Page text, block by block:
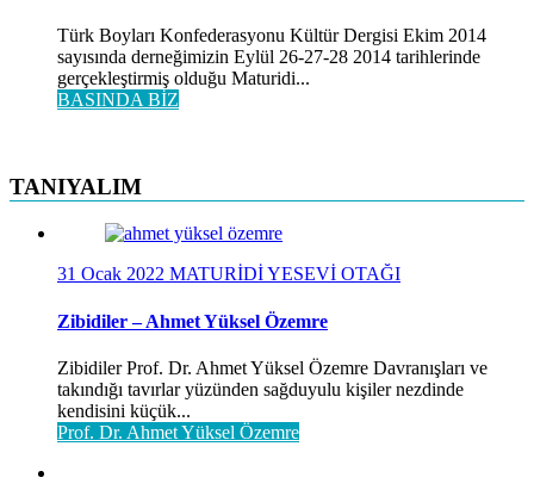
Türk Boyları Konfederasyonu Kültür Dergisi Ekim 2014
sayısında derneğimizin Eylül 26-27-28 2014 tarihlerinde
gerçekleştirmiş olduğu Maturidi...
BASINDA BİZ
TANIYALIM
31 Ocak 2022 MATURİDİ YESEVİ OTAĞI
Zibidiler – Ahmet Yüksel Özemre
Zibidiler Prof. Dr. Ahmet Yüksel Özemre Davranışları ve
takındığı tavırlar yüzünden sağduyulu kişiler nezdinde
kendisini küçük...
Prof. Dr. Ahmet Yüksel Özemre